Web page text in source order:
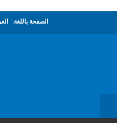
الصفحة باللغة: